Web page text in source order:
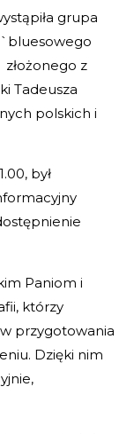
grupa
z
Tadeusza
polskich i
był
Paniom i
którzy
w przygotowania
Dzięki nim